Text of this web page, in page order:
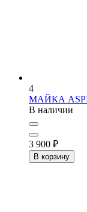
4
МАЙКА
В наличии
3 900 ₽
В корзину